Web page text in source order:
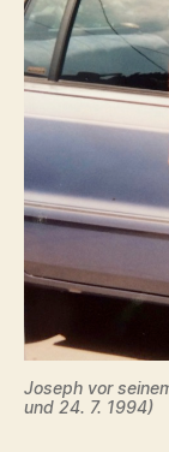
Joseph vor
und 24. 7. 1994)